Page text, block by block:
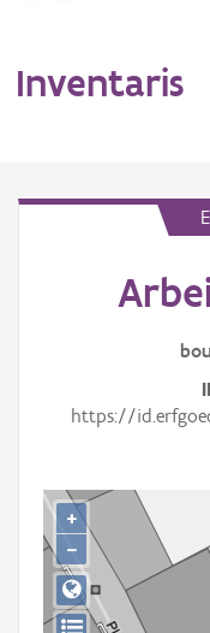
Inventaris
Gebeurtenis
Persoon of collectief
Downloads
https://
+
−